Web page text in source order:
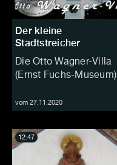
Der kleine
Stadtstreicher
Die Otto Wagner-Villa
(Ernst Fuchs-Museum)
vom 27.11.2020
12:47